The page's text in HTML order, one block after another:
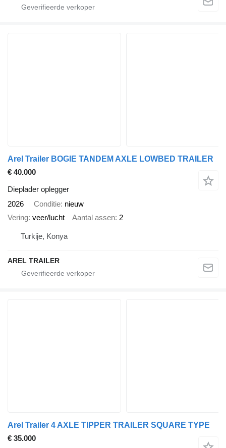
Arel Trailer BOGIE TANDEM AXLE LOWBED TRAILER
€ 40.000
Dieplader oplegger
2026
Conditie nieuw
Vering veer/lucht Aantal assen 2
Turkije, Konya
AREL TRAILER
Arel Trailer 4 AXLE TIPPER TRAILER SQUARE TYPE
€ 35.000